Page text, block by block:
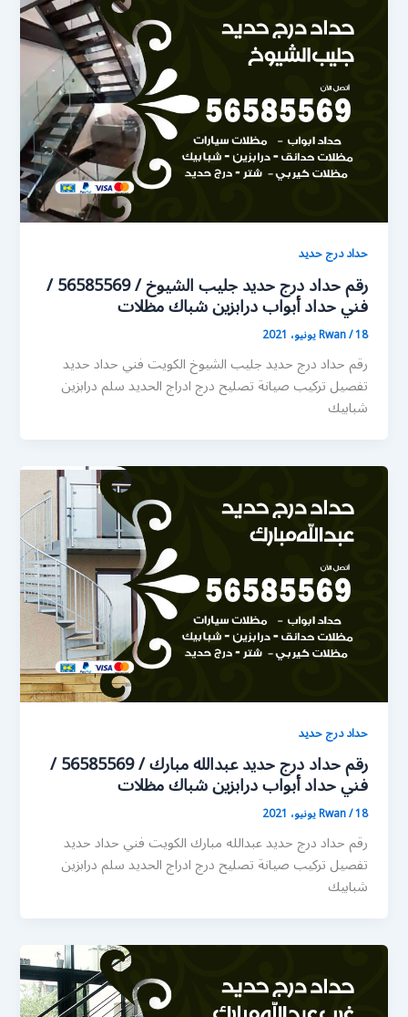
حداد درج حديد
رقم حداد درج حديد جليب الشيوخ / 56585569 /
فني حداد أبواب درابزين شباك مظلات
Rwan/18 يونيو، 2021
رقم حداد درج حديد جليب الشيوخ الكويت فني حداد حديد
تفصيل تركيب صيانة تصليح درج ادراج الحديد سلم درابزين
شبابيك
حداد درج حديد
رقم حداد درج حديد عبدالله مبارك / 56585569 /
فني حداد أبواب درابزين شباك مظلات
Rwan/18 يونيو، 2021
رقم حداد درج حديد عبدالله مبارك الكويت فني حداد حديد
تفصيل تركيب صيانة تصليح درج ادراج الحديد سلم درابزين
شبابيك